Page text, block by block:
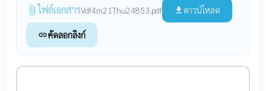
attach_file ไฟล์เอกสารVdf4m21Thu24853.pdf file_download ดาวน์โหลด
linkคัดลอกลิงก์